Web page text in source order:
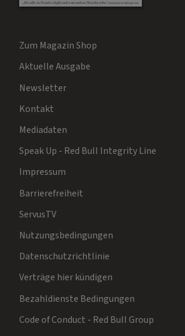
Zum Magazin Shop
Aktuelle Ausgabe
Newsletter
Kontakt
Mediadaten
Speak Up - Red Bull Integrity Line
Impressum
Barrierefreiheit
ServusTV
Nutzungsbedingungen
Datenschutzrichtlinie
Verträge hier kündigen
Bezahldienste Bedingungen
Code of Conduct - Red Bull Group